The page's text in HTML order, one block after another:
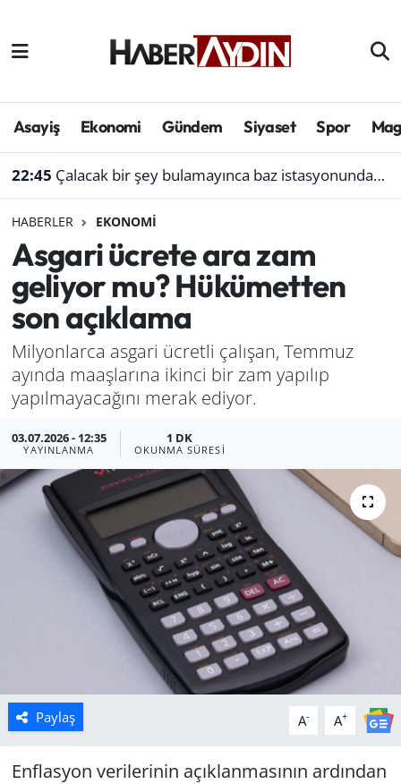
Asayiş Ekonomi Gündem Siyaset Spor
22:45 Çalacak bir şey bulamayınca baz istasyonundan akü çaldı
HABERLER EKONOMI
Asgari ücrete ara zam
geliyor mu? Hükümetten
son açıklama
Milyonlarca asgari ücretli çalışan, Temmuz
ayında maaşlarına ikinci bir zam yapılıp
yapılmayacağını merak ediyor.
03.07.2026 - 12:35
YAYINLANMA
1 DK
OKUNMA SÜRESI
Paylaş A- A+
Enflasyon verilerinin açıklanmasının ardından
Afyonkarahisar
Çevre
Genel
Haber
Izmir
Kütahya
Manisa
Muğla
Politika
Uşak
Aydın Hava Durumu
Süper Lig Puan Durumu ve Fikstür
Son Dakika Haberleri
Haber Arşivi